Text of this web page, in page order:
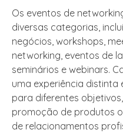
Os eventos de
diversas categorias,
negócios, workshops,
networking, eventos de
seminários e webinars.
uma experiência distinta
para diferentes
promoção de produtos
de relacionamentos